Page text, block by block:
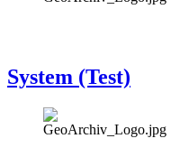
System (Test)